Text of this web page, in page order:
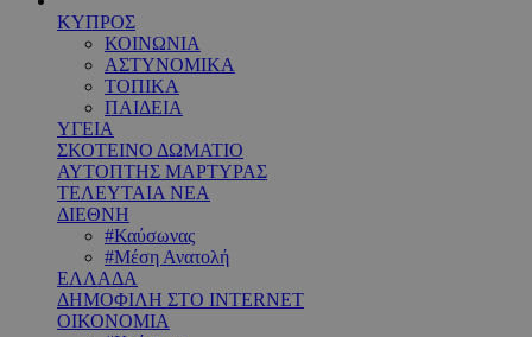
ΚΥΠΡΟΣ
ΚΟΙΝΩΝΙΑ
ΑΣΤΥΝΟΜΙΚΑ
ΤΟΠΙΚΑ
ΠΑΙΔΕΙΑ
ΥΓΕΙΑ
ΣΚΟΤΕΙΝΟ ΔΩΜΑΤΙΟ
ΑΥΤΟΠΤΗΣ ΜΑΡΤΥΡΑΣ
ΤΕΛΕΥΤΑΙΑ ΝΕΑ
ΔΙΕΘΝΗ
#Καύσωνας
#Μέση Ανατολή
ΕΛΛΑΔΑ
ΔΗΜΟΦΙΛΗ ΣΤΟ INTERNET
ΟΙΚΟΝΟΜΙΑ